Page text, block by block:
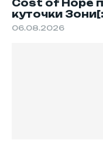
Cost of Hope
куточки
06.08.2026